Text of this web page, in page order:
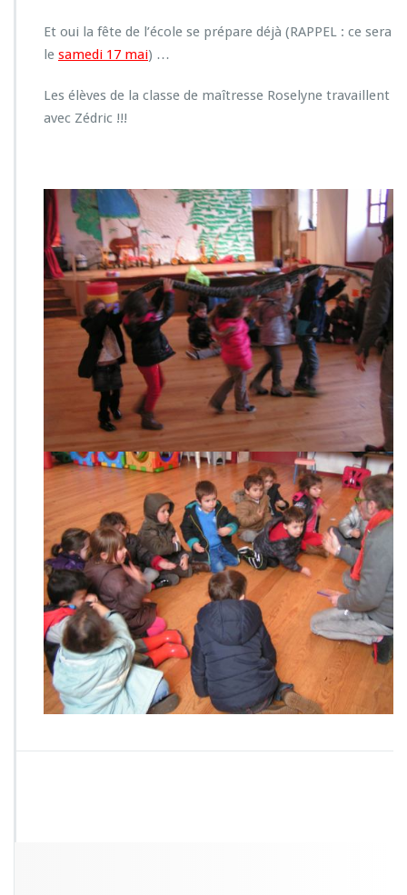
r
i
Et oui la fête de l’école se prépare déjà (RAPPEL : ce sera
le samedi 17 mai) …
Les élèves de la classe de maîtresse Roselyne travaillent
avec Zédric !!!